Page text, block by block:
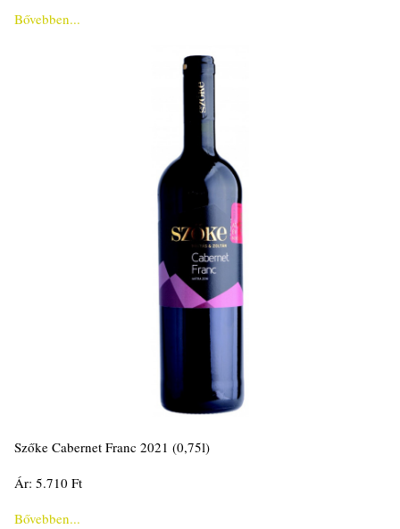
Bővebben...
Szőke Cabernet Franc 2021 (0,75l)
Ár: 5.710 Ft
Bővebben...